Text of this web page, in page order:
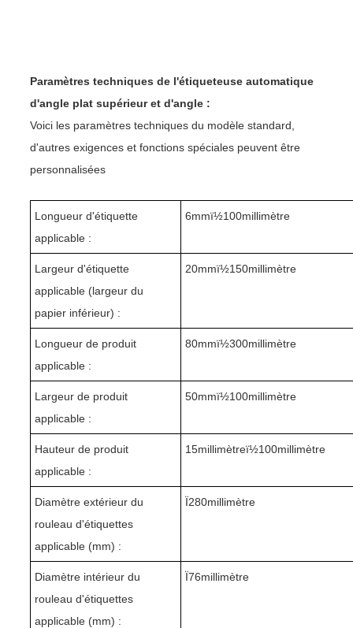
Paramètres techniques de l'étiqueteuse automatique
d'angle plat supérieur et d'angle :
Voici les paramètres techniques du modèle standard,
d'autres exigences et fonctions spéciales peuvent être
personnalisées
Longueur d'étiquette
applicable :
6mmï½100millimètre
Largeur d'étiquette
applicable (largeur du
papier inférieur) :
20mmï½150millimètre
Longueur de produit
applicable :
80mmï½300millimètre
Largeur de produit
applicable :
50mmï½100millimètre
Hauteur de produit
applicable :
15millimètreï½100millimètre
Diamètre extérieur du
rouleau d'étiquettes
applicable (mm) :
Ï280millimètre
Diamètre intérieur du
rouleau d'étiquettes
applicable (mm) :
Ï76millimètre